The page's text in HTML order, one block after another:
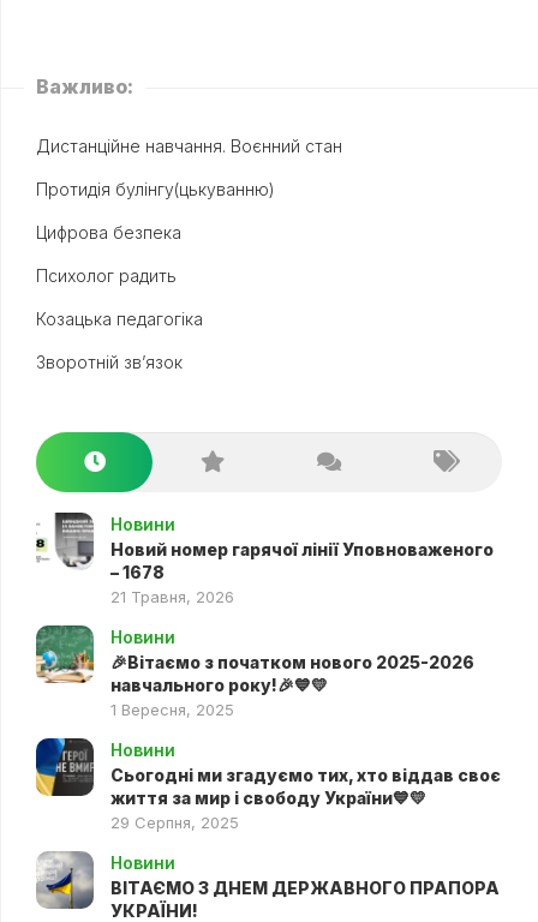
Важливо:
Дистанційне навчання. Воєнний стан
Протидія булінгу(цькуванню)
Цифрова безпека
Психолог радить
Козацька педагогіка
Зворотній зв’язок
Новини
Новий номер гарячої лінії Уповноваженого
– 1678
21 Травня, 2026
Новини
🎉Вітаємо з початком нового 2025-2026
навчального року!🎉💙💛
1 Вересня, 2025
Новини
Сьогодні ми згадуємо тих, хто віддав своє
життя за мир і свободу України💙💛
29 Серпня, 2025
Новини
ВІТАЄМО З ДНЕМ ДЕРЖАВНОГО ПРАПОРА
УКРАЇНИ!